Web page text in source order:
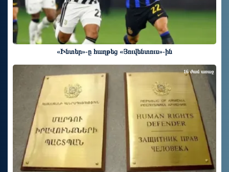
«Ինտեր»-ը հաղթեց «Յուվենտուս»-ին
16 ժամ առաջ